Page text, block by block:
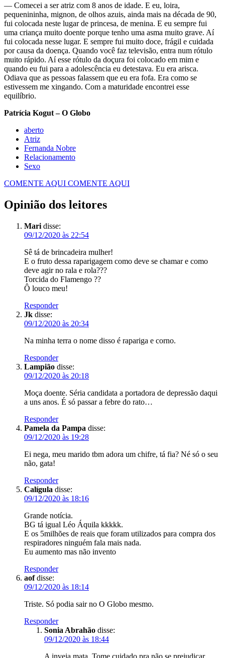
— Comecei a ser atriz com 8 anos de idade. E eu, loira,
pequenininha, mignon, de olhos azuis, ainda mais na década de 90,
fui colocada neste lugar de princesa, de menina. E eu sempre fui
uma criança muito doente porque tenho uma asma muito grave. Aí
fui colocada nesse lugar. E sempre fui muito doce, frágil e cuidada
por causa da doença. Quando você faz televisão, entra num rótulo
muito rápido. Aí esse rótulo da doçura foi colocado em mim e
quando eu fui para a adolescência eu detestava. Eu era arisca.
Odiava que as pessoas falassem que eu era fofa. Era como se
estivessem me xingando. Com a maturidade encontrei esse
equilíbrio.
Patrícia Kogut – O Globo
aberto
Atriz
Fernanda Nobre
Relacionamento
Sexo
COMENTE AQUI COMENTE AQUI
Opinião dos leitores
Mari disse:
09/12/2020 às 22:54
Sê tá de brincadeira mulher!
E o fruto dessa raparigagem como deve se chamar e como
deve agir no rala e rola???
Torcida do Flamengo ??
Ô louco meu!
Responder
Jk disse:
09/12/2020 às 20:34
Na minha terra o nome disso é rapariga e corno.
Responder
Lampião disse:
09/12/2020 às 20:18
Moça doente. Séria candidata a portadora de depressão daqui
a uns anos. É só passar a febre do rato…
Responder
Pamela da Pampa disse:
09/12/2020 às 19:28
Ei nega, meu marido tbm adora um chifre, tá fia? Né só o seu
não, gata!
Responder
Calígula disse:
09/12/2020 às 18:16
Grande notícia.
BG tá igual Léo Áquila kkkkk.
E os 5milhões de reais que foram utilizados para compra dos
respiradores ninguém fala mais nada.
Eu aumento mas não invento
Responder
aof disse:
09/12/2020 às 18:14
Triste. Só podia sair no O Globo mesmo.
Responder
Sonia Abrahão disse:
09/12/2020 às 18:44
A inveja mata. Tome cuidado pra não se prejudicar.